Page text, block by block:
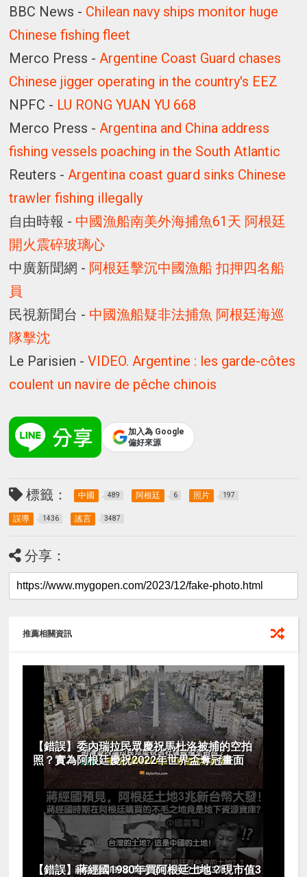
BBC News - Chilean navy ships monitor huge
Chinese fishing fleet
Merco Press -Argentine Coast Guard chases
Chinese jigger operating in the country's EEZ
NPFC - LU RONG YUAN YU 668
Merco Press -Argentina and China address
fishing vessels poaching in the South Atlantic
Reuters -Argentina coast guard sinks Chinese
trawler fishing illegally
自由時報 - 中國漁船南美外海捕魚61天 阿根廷
開火震碎玻璃心
中廣新聞網 - 阿根廷擊沉中國漁船 扣押四名船
員
民視新聞台 - 中國漁船疑非法捕魚 阿根廷海巡
隊擊沈
Le Parisien -VIDEO. Argentine : les garde-côtes
coulent un navire de pêche chinois
加入為 Google
偏好來源
標籤： 中國 489 阿根廷 6 照片 197
誤導 1436 謠言 3487
分享：
推薦相關資訊
【錯誤】委內瑞拉民眾慶祝馬杜洛被捕的空拍
照？實為阿根廷慶祝2022年世界盃奪冠畫面
【錯誤】蔣經國1980年買阿根廷土地？現市值3